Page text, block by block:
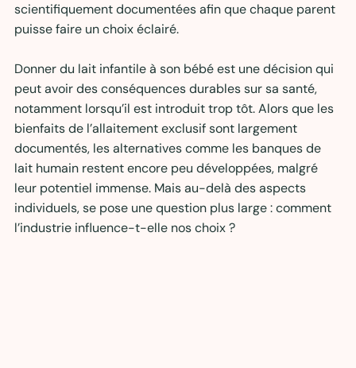
scientifiquement documentées afin que chaque parent
puisse faire un choix éclairé.
Donner du lait infantile à son bébé est une décision qui
peut avoir des conséquences durables sur sa santé,
notamment lorsqu’il est introduit trop tôt. Alors que les
bienfaits de l’allaitement exclusif sont largement
documentés, les alternatives comme les banques de
lait humain restent encore peu développées, malgré
leur potentiel immense. Mais au-delà des aspects
individuels, se pose une question plus large : comment
l’industrie influence-t-elle nos choix ?